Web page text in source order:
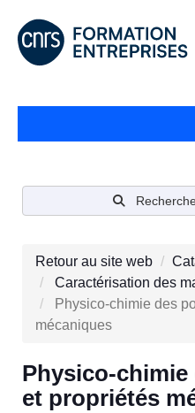
Retour au site web
Caractérisation des
Physico-chimie des
mécaniques
Physico-
et propriétés